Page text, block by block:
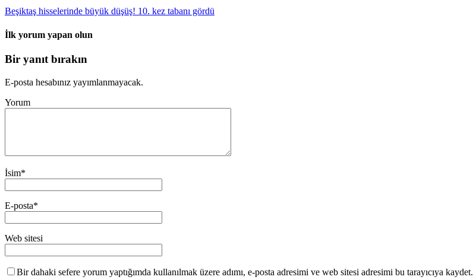
Beşiktaş hisselerinde büyük düşüş! 10. kez tabanı gördü
İlk yorum yapan olun
Bir yanıt bırakın
E-posta hesabınız yayımlanmayacak.
Yorum
İsim*
E-posta*
Web sitesi
Bir dahaki sefere yorum yaptığımda kullanılmak üzere adımı, e-posta adresimi ve web sitesi adresimi bu tarayıcıya kaydet.